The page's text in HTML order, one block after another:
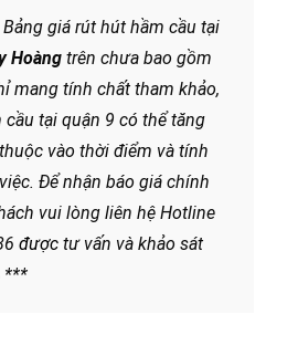
Bảng giá rút hút hầm cầu tại
Hoàng trên chưa bao gồm
mang tính chất tham khảo,
tại quận 9 có thể tăng
vào thời điểm và tính
Để nhận báo giá chính
vui lòng liên hệ Hotline
được tư vấn và khảo sát
***